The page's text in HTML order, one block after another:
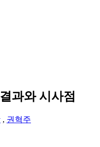
과와 시사점
, 권혁주